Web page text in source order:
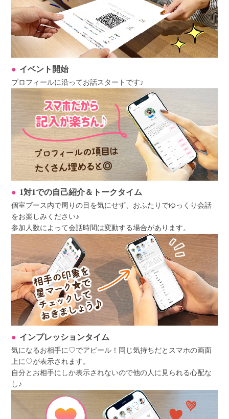
イベント開始
プロフィールに沿ってお話スタートです♪
1対1での自己紹介＆トークタイム
個室ブース内で周りの目を気にせず、おふたりでゆっくり会話
をお楽しみください♪
参加人数によって会話時間は変動する場合があります。
インプレッションタイム
気になるお相手に♡でアピール！同じ気持ちだとスマホの画面
上に♡が表示されます。
自分とお相手にしか表示されないので他の人に見られる心配な
し♪